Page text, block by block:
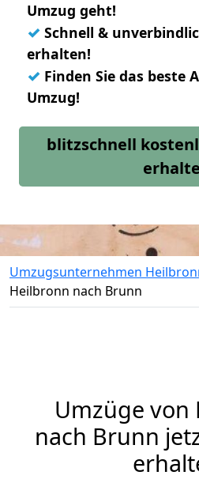
Umzug geht!
✓ Schnell &
erhalten!
✓ Finden Sie das beste
Umzug!
blitzschnell
Umzugsunternehmen
Heilbronn nach Brunn
Umzüge von
nach Brunn